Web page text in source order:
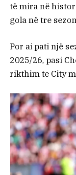
të mira në
gola në tre
Por ai pati një
2025/26, pasi
rikthim te City